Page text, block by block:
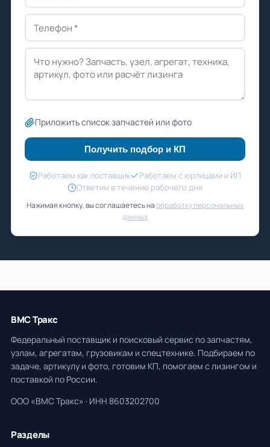
Приложить список запчастей или фото
Получить подбор и КП
Работаем как поставщик
Работаем с юрлицами и ИП
Ответим в течение рабочего дня
Нажимая кнопку, вы соглашаетесь наобработку персональных
данных
ВМС Тракс
Федеральный поставщик и поисковый сервис по запчастям,
узлам, агрегатам, грузовикам и спецтехнике. Подбираем по
задаче, артикулу и фото, готовим КП, помогаем с лизингом и
поставкой по России.
ООО «ВМС Тракс» · ИНН 8603202700
Разделы